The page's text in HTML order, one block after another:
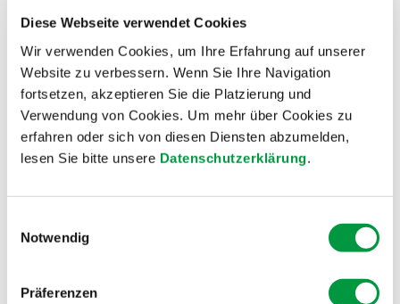
Diese Webseite verwendet Cookies
Wir verwenden Cookies, um Ihre Erfahrung auf unserer
Website zu verbessern. Wenn Sie Ihre Navigation
fortsetzen, akzeptieren Sie die Platzierung und
Verwendung von Cookies. Um mehr über Cookies zu
erfahren oder sich von diesen Diensten abzumelden,
lesen Sie bitte unsere Datenschutzerklärung.
Notwendig
Präferenzen